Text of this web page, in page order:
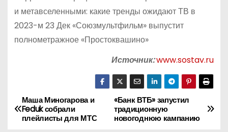
и метавселенными: какие тренды ожидают ТВ в
2023-м 23 Дек «Союзмультфильм» выпустит
полнометражное «Простоквашино»
Источник:www.sostav.ru
Н
а
«Банк ВТБ» запустил
традиционную
новогоднюю кампанию
Маша Миногарова и
Feduk собрали
плейлисты для МТС